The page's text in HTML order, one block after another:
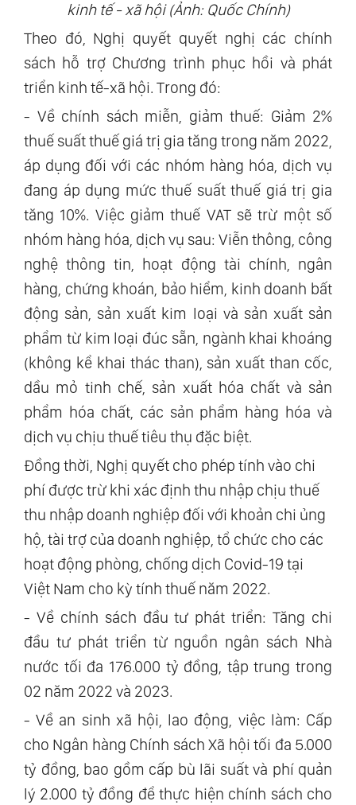
kinh tế - xã hội (Ảnh: Quốc Chính)
Theo đó, Nghị quyết quyết nghị các chính
sách hỗ trợ Chương trình phục hồi và phát
triển kinh tế-xã hội. Trong đó:
- Về chính sách miễn, giảm thuế: Giảm 2%
thuế suất thuế giá trị gia tăng trong năm 2022,
áp dụng đối với các nhóm hàng hóa, dịch vụ
đang áp dụng mức thuế suất thuế giá trị gia
tăng 10%. Việc giảm thuế VAT sẽ trừ một số
nhóm hàng hóa, dịch vụ sau: Viễn thông, công
nghệ thông tin, hoạt động tài chính, ngân
hàng, chứng khoán, bảo hiểm, kinh doanh bất
động sản, sản xuất kim loại và sản xuất sản
phẩm từ kim loại đúc sẵn, ngành khai khoáng
(không kể khai thác than), sản xuất than cốc,
dầu mỏ tinh chế, sản xuất hóa chất và sản
phẩm hóa chất, các sản phẩm hàng hóa và
dịch vụ chịu thuế tiêu thụ đặc biệt.
Đồng thời, Nghị quyết cho phép tính vào chi
phí được trừ khi xác định thu nhập chịu thuế
thu nhập doanh nghiệp đối với khoản chi ủng
hộ, tài trợ của doanh nghiệp, tổ chức cho các
hoạt động phòng, chống dịch Covid-19 tại
Việt Nam cho kỳ tính thuế năm 2022.
- Về chính sách đầu tư phát triển: Tăng chi
đầu tư phát triển từ nguồn ngân sách Nhà
nước tối đa 176.000 tỷ đồng, tập trung trong
02 năm 2022 và 2023.
- Về an sinh xã hội, lao động, việc làm: Cấp
cho Ngân hàng Chính sách Xã hội tối đa 5.000
tỷ đồng, bao gồm cấp bù lãi suất và phí quản
lý 2.000 tỷ đồng để thực hiện chính sách cho